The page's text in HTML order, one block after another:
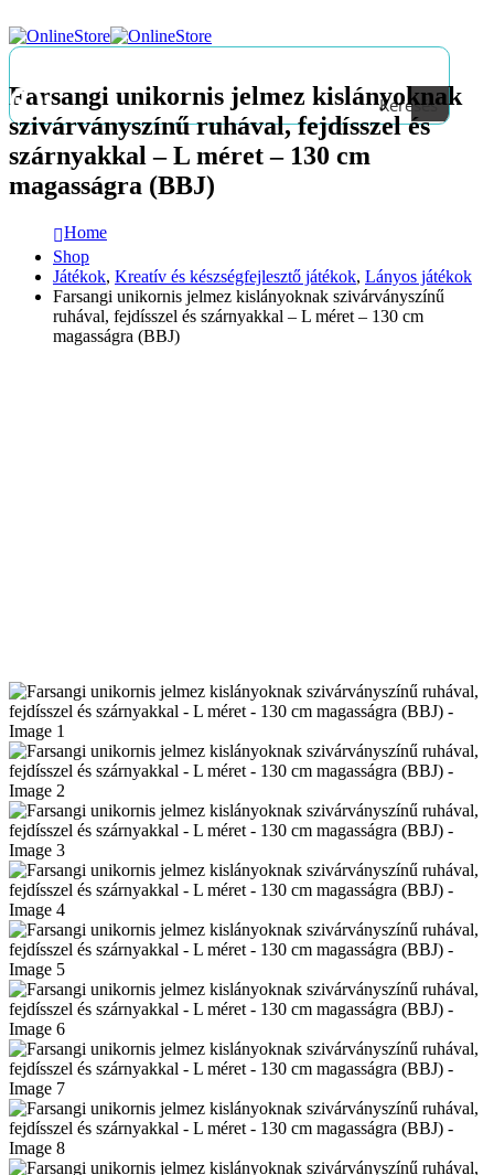
Keresés
Farsangi unikornis jelmez kislányoknak
szivárványszínű ruhával, fejdísszel és
szárnyakkal – L méret – 130 cm
magasságra (BBJ)
Home
Shop
Játékok, Kreatív és készségfejlesztő játékok, Lányos játékok
Farsangi unikornis jelmez kislányoknak szivárványszínű
ruhával, fejdísszel és szárnyakkal – L méret – 130 cm
magasságra (BBJ)